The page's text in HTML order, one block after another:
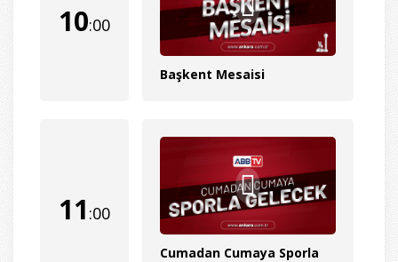
10:00
Başkent Mesaisi
11 :00
Cumadan Cumaya Sporla